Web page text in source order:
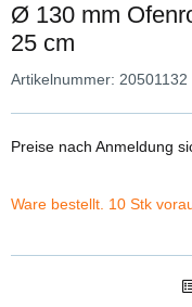
Ø 130 mm
25 cm
Artikelnummer: 20501132
Preise nach Anmeldung
Ware bestellt. 10 Stk